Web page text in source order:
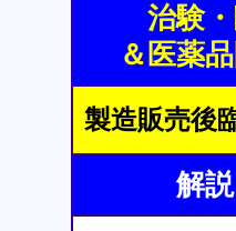
治験
＆医薬
製造販売後
解説